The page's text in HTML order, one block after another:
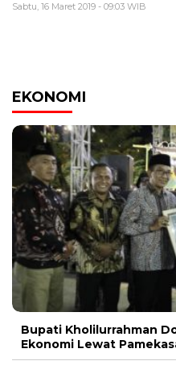
Sabtu, 16 Maret 2019 - 09:03 WIB
EKONOMI
Bupati Kholilurrahman
Ekonomi Lewat